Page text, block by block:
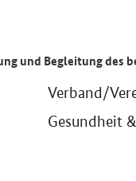
und Begleitung des
Verband/
Gesundheit